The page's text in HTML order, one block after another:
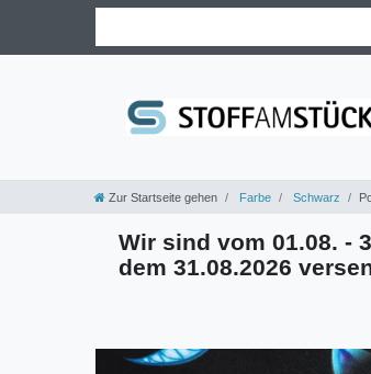
Zur Startseite gehen Farbe Schwarz
Wir sind vom 01.08. -
dem 31.08.2026